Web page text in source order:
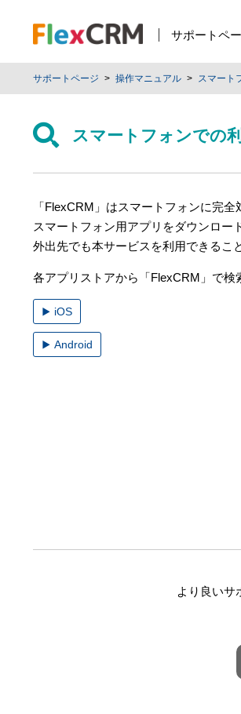
サポートペ
サポートページ 操作マニュアル スマート
スマートフォンでの
「FlexCRM」はスマートフォンに完
スマートフォン用アプリをダウンロー
外出先でも本サービスを利用できるこ
各アプリストアから「FlexCRM」で検
iOS
Android
より良いサ